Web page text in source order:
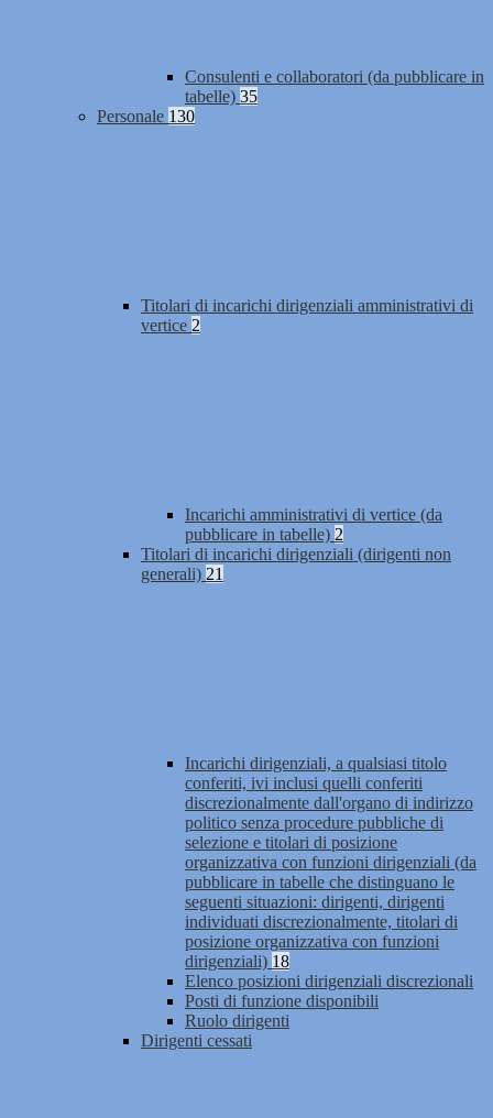
Consulenti e collaboratori (da pubblicare in
tabelle) 35
Personale 130
Titolari di incarichi dirigenziali amministrativi di
vertice 2
Incarichi amministrativi di vertice (da
pubblicare in tabelle) 2
Titolari di incarichi dirigenziali (dirigenti non
generali) 21
Incarichi dirigenziali, a qualsiasi titolo
conferiti, ivi inclusi quelli conferiti
discrezionalmente dall'organo di indirizzo
politico senza procedure pubbliche di
selezione e titolari di posizione
organizzativa con funzioni dirigenziali (da
pubblicare in tabelle che distinguano le
seguenti situazioni: dirigenti, dirigenti
individuati discrezionalmente, titolari di
posizione organizzativa con funzioni
dirigenziali) 18
Elenco posizioni dirigenziali discrezionali
Posti di funzione disponibili
Ruolo dirigenti
Dirigenti cessati